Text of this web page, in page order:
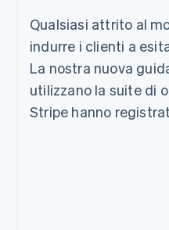
Qualsiasi attrito al
indurre i clienti a
La nostra nuova
utilizzano la suite di
Stripe hanno